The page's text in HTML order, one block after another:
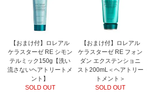
【おまけ付】ロレアル
ケラスターゼ RE シモン
テルミック150g【洗い
流さないヘアトリートメ
ント】
SOLD OUT
【おまけ付】ロレアル
ケラスターゼ RE フォン
ダン エクステンショニ
スト200mL＜ヘアトリー
トメント＞
SOLD OUT